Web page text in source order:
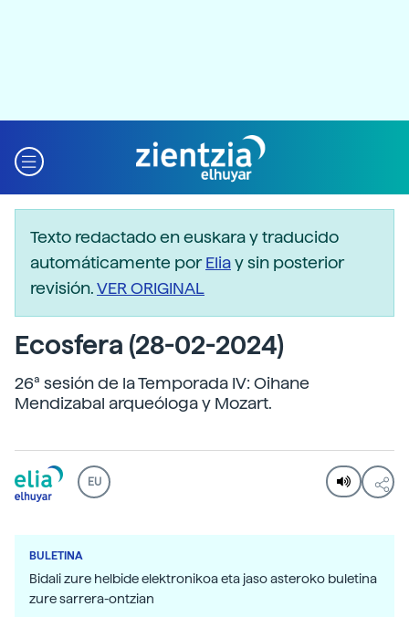
Texto redactado en euskara y traducido
automáticamente porEliay sin posterior
revisión.VER ORIGINAL
Ecosfera (28-02-2024)
26ª sesión de la Temporada IV: Oihane
Mendizabal arqueóloga y Mozart.
EU
BULETINA
Bidali zure helbide elektronikoa eta jaso asteroko buletina
zure sarrera-ontzian